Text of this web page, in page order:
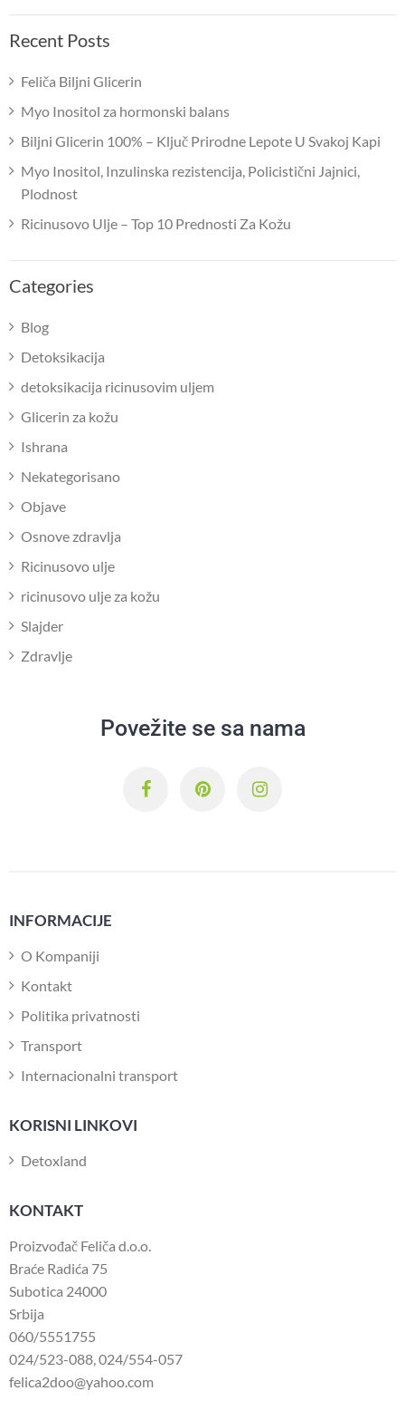
Recent Posts
Feliča Biljni Glicerin
Myo Inositol za hormonski balans
Biljni Glicerin 100% – Ključ Prirodne Lepote U Svakoj Kapi
Myo Inositol, Inzulinska rezistencija, Policistični Jajnici,
Plodnost
Ricinusovo Ulje – Top 10 Prednosti Za Kožu
Categories
Blog
Detoksikacija
detoksikacija ricinusovim uljem
Glicerin za kožu
Ishrana
Nekategorisano
Objave
Osnove zdravlja
Ricinusovo ulje
ricinusovo ulje za kožu
Slajder
Zdravlje
Povežite se sa nama
INFORMACIJE
O Kompaniji
Kontakt
Politika privatnosti
Transport
Internacionalni transport
KORISNI LINKOVI
Detoxland
KONTAKT
Proizvođač Feliča d.o.o.
Braće Radića 75
Subotica 24000
Srbija
060/5551755
024/523-088,024/554-057
felica2doo@yahoo.com